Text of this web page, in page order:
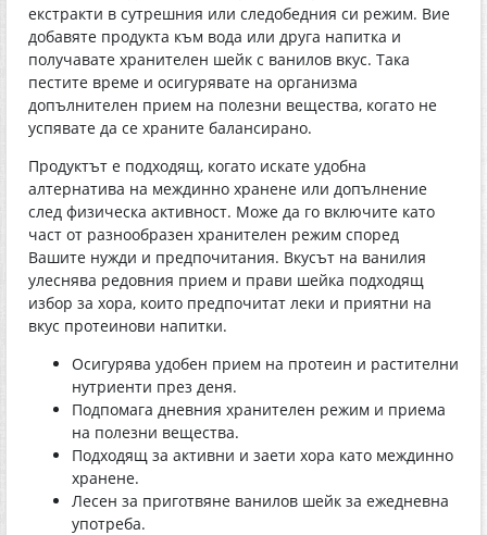
екстракти в сутрешния или следобедния си режим. Вие
добавяте продукта към вода или друга напитка и
получавате хранителен шейк с ванилов вкус. Така
пестите време и осигурявате на организма
допълнителен прием на полезни вещества, когато не
успявате да се храните балансирано.
Продуктът е подходящ, когато искате удобна
алтернатива на междинно хранене или допълнение
след физическа активност. Може да го включите като
част от разнообразен хранителен режим според
Вашите нужди и предпочитания. Вкусът на ванилия
улеснява редовния прием и прави шейка подходящ
избор за хора, които предпочитат леки и приятни на
вкус протеинови напитки.
Осигурява удобен прием на протеин и растителни
нутриенти през деня.
Подпомага дневния хранителен режим и приема
на полезни вещества.
Подходящ за активни и заети хора като междинно
хранене.
Лесен за приготвяне ванилов шейк за ежедневна
употреба.